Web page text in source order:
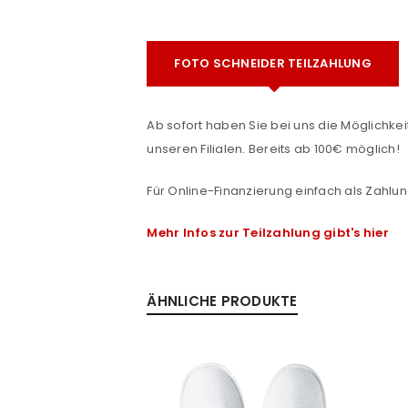
Passwort*
Anmeldeformular
FOTO SCHNEIDER TEILZAHLUNG
Ab sofort haben Sie bei uns die
unseren Filialen. Bereits ab 100€ möglich!
Für Online-Finanzierung einfach als
Mehr Infos zur Teilzahlung gibt's hier
ÄHNLICHE PRODUKTE